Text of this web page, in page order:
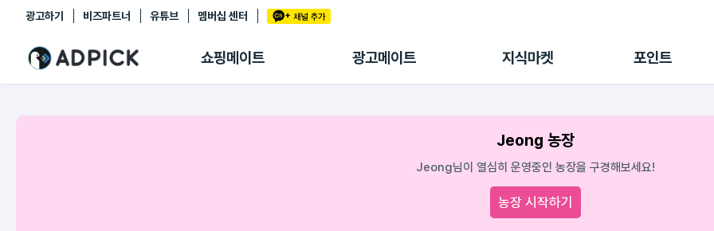
광고하기 비즈파트너 유튜브 멤버십 센터
쇼핑메이트 광고메이트 지식마켓 포인트
추천상품
쇼핑 에이전트
링크관리
광고리포트
출석 룰렛
후원
Jeong 농장
Jeong님이 열심히 운영중인 농장을 구경해보세요!
농장 시작하기